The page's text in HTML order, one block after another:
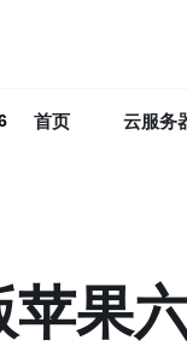
首页 云服务
苹果